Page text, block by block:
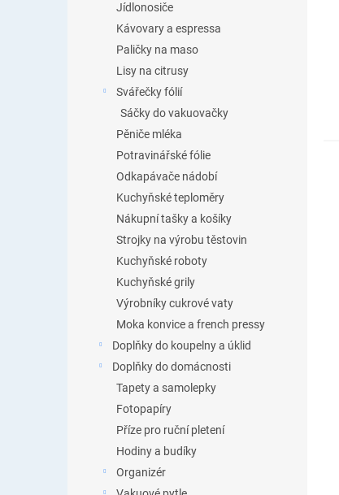
Jídlonosiče
Kávovary a espressa
Paličky na maso
Lisy na citrusy
Svářečky fólií
Sáčky do vakuovačky
Pěniče mléka
Potravinářské fólie
Odkapávače nádobí
Kuchyňské teploměry
Nákupní tašky a košíky
Strojky na výrobu těstovin
Kuchyňské roboty
Kuchyňské grily
Výrobníky cukrové vaty
Moka konvice a french pressy
Doplňky do koupelny a úklid
Doplňky do domácnosti
Tapety a samolepky
Fotopapíry
Příze pro ruční pletení
Hodiny a budíky
Organizér